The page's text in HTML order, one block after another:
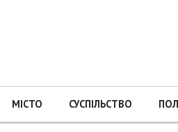
МІСТО СУСПІЛЬСТВО